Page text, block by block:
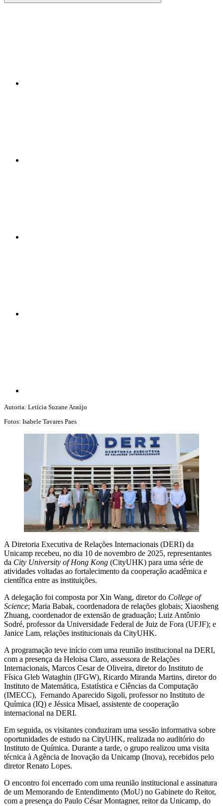
Compartilhar
Autoria: Letícia Suzane Araújo
Fotos: Isabele Tavares Paes
A Diretoria Executiva de Relações Internacionais (DERI) da
Unicamp recebeu, no dia 10 de novembro de 2025, representantes
da City University of Hong Kong (CityUHK) para uma série de
atividades voltadas ao fortalecimento da cooperação acadêmica e
científica entre as instituições.
A delegação foi composta por Xin Wang, diretor do College of
Science; Maria Babak, coordenadora de relações globais; Xiaosheng
Zhuang, coordenador de extensão de graduação; Luiz Antônio
Sodré, professor da Universidade Federal de Juiz de Fora (UFJF); e
Janice Lam, relações institucionais da CityUHK.
A programação teve início com uma reunião institucional na DERI,
com a presença da Heloisa Claro, assessora de Relações
Internacionais, Marcos Cesar de Oliveira, diretor do Instituto de
Física Gleb Wataghin (IFGW), Ricardo Miranda Martins, diretor do
Instituto de Matemática, Estatística e Ciências da Computação
(IMECC), Fernando Aparecido Sigoli, professor no Instituto de
Química (IQ) e Jéssica Misael, assistente de cooperação
internacional na DERI.
Em seguida, os visitantes conduziram uma sessão informativa sobre
oportunidades de estudo na CityUHK, realizada no auditório do
Instituto de Química. Durante a tarde, o grupo realizou uma visita
técnica à Agência de Inovação da Unicamp (Inova), recebidos pelo
diretor Renato Lopes.
O encontro foi encerrado com uma reunião institucional e assinatura
de um Memorando de Entendimento (MoU) no Gabinete do Reitor,
com a presença do Paulo César Montagner, reitor da Unicamp, do